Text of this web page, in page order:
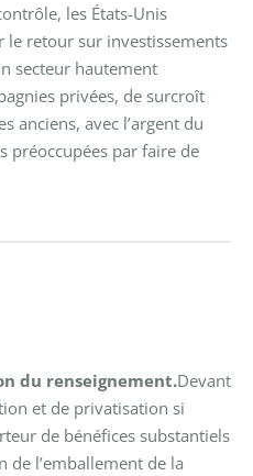
les États-Unis
le retour sur investissements
secteur hautement
privées, de surcroît
anciens, avec l’argent du
préoccupées par faire de
du renseignement.Devant
et de privatisation si
de bénéfices substantiels
de l’emballement de la